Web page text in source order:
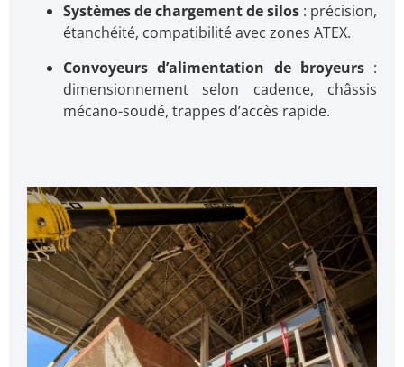
Systèmes de chargement de silos : précision,
étanchéité, compatibilité avec zones ATEX.
Convoyeurs d’alimentation de broyeurs:
dimensionnement selon cadence, châssis
mécano-soudé, trappes d’accès rapide.